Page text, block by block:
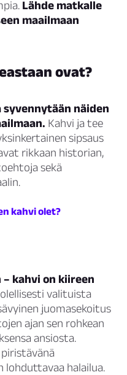
Lähde matkalle
maailmaan
ovat?
näiden
Kahvi ja tee
sipsaus
rikkaan historian,
sekä
kahvi olet?
kahvi on kiireen
valituista
juomasekoitus
ajan sen rohkean
ansiosta.
lohduttavaa halailua.